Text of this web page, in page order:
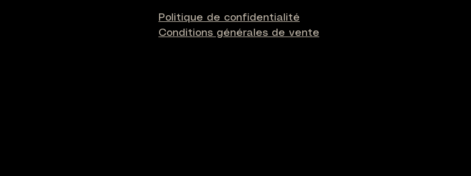
Politique de confidentialité
Conditions générales de vente